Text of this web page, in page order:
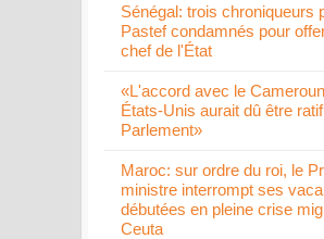
Sénégal: trois chroniqueurs
Pastef condamnés pour
chef de l'État
«L'accord avec le
États-Unis aurait dû être
Parlement»
Maroc: sur ordre du roi, le
ministre interrompt ses
débutées en pleine crise
Ceuta